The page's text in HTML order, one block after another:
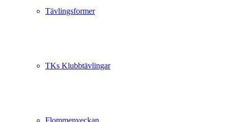
Tävlingsformer
TKs Klubbtävlingar
Flommenveckan